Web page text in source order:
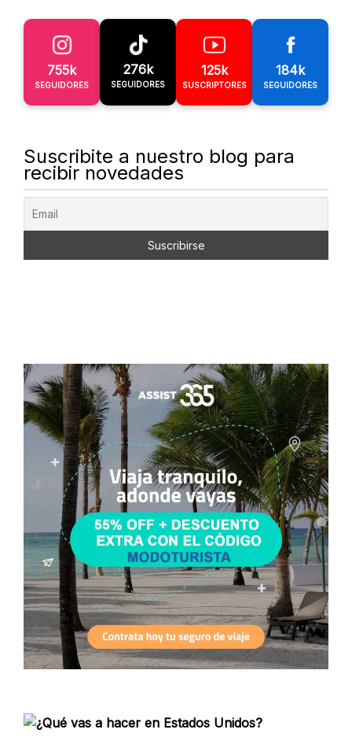
755k
SEGUIDORES
276k
SEGUIDORES
125k
SUSCRIPTORES
184k
SEGUIDORES
Suscribite a nuestro blog para
recibir novedades